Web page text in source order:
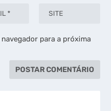
para a próxima